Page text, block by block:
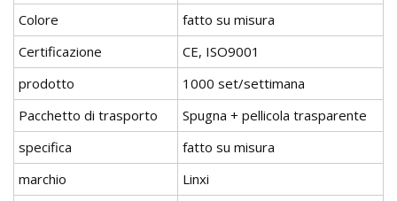
Colore
fatto su misura
Certificazione
CE, ISO9001
prodotto
1000 set/settimana
Pacchetto di trasporto
Spugna + pellicola trasparente
specifica
fatto su misura
marchio
Linxi